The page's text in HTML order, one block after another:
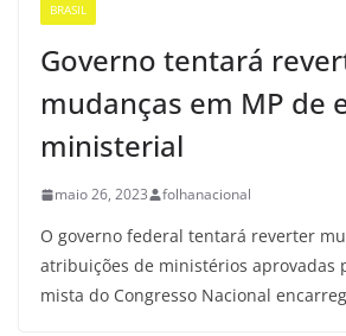
BRASIL
Governo tentará
mudanças em MP de
ministerial
maio 26, 2023 folhanacional
O governo federal tentará reverter
atribuições de ministérios aprovadas
mista do Congresso Nacional